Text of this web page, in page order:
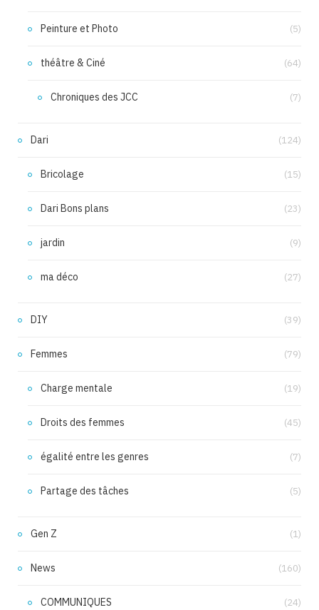
Peinture et Photo (5)
théâtre & Ciné (64)
Chroniques des JCC (7)
Dari (124)
Bricolage (15)
Dari Bons plans (23)
jardin (9)
ma déco (27)
DIY (39)
Femmes (79)
Charge mentale (19)
Droits des femmes (45)
égalité entre les genres (7)
Partage des tâches (5)
Gen Z (1)
News (160)
COMMUNIQUES (24)